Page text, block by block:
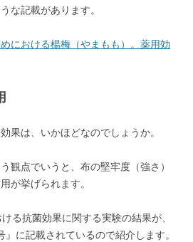
な記載があります。
における楊梅（やまもも）。薬用効
果は、いかほどなのでしょうか。
観点でいうと、布の堅牢度（強さ）
が挙げられます。
る抗菌効果に関する実験の結果が、
』に記載されているので紹介します。